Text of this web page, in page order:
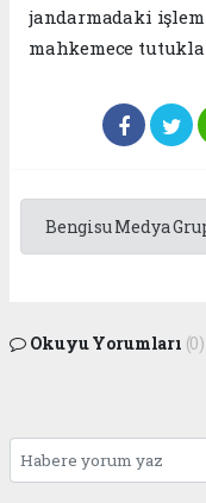
jandarmadaki
mahkemece
Bengisu Medya
Okuyu Yorumları (0)